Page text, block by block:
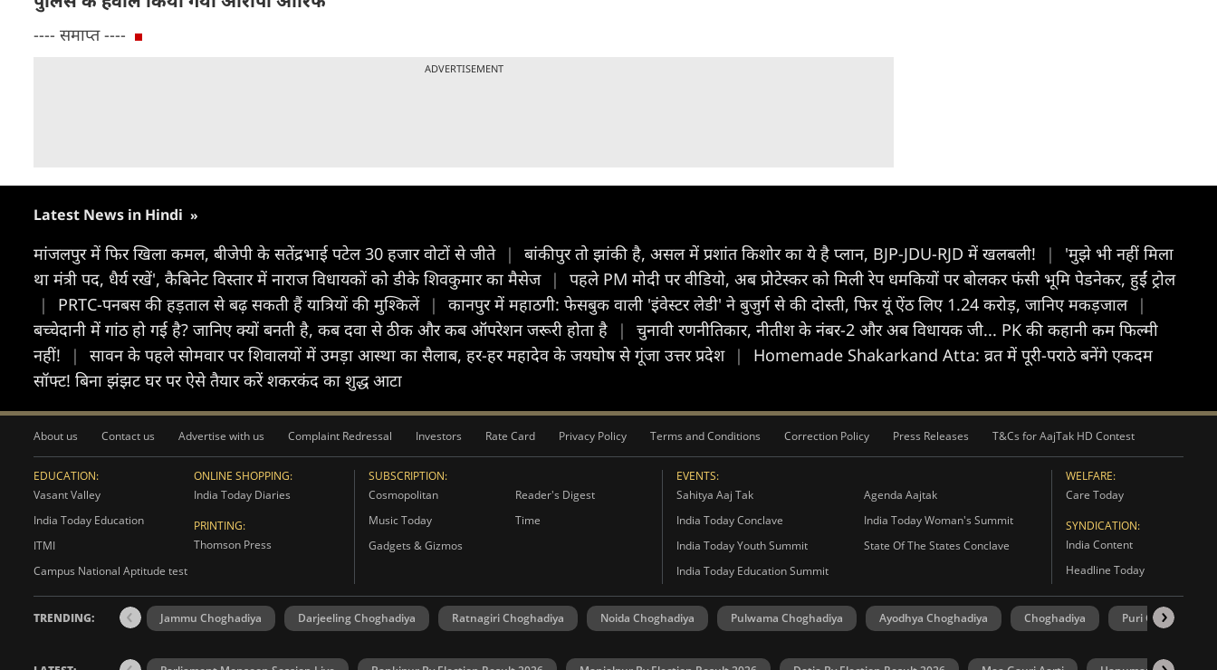
---- समाप्त ----
ADVERTISEMENT
Latest News in Hindi »
मांजलपुर में फिर खिला कमल, बीजेपी के सतेंद्रभाई पटेल 30 हजार वोटों से जीते | बांकीपुर तो झांकी है, असल में प्रशांत किशोर का ये है प्लान, BJP-JDU-RJD में खलबली! |
'मुझे भी नहीं मिला
था मंत्री पद, धैर्य रखें', कैबिनेट विस्तार में नाराज विधायकों को डीके शिवकुमार का मैसेज |
पहले PM मोदी पर वीडियो, अब प्रोटेस्कर को मिली रेप धमकियों पर बोलकर फंसी भूमि पेडनेकर, हुईं ट्रोल
|
PRTC-पनबस की हड़ताल से बढ़ सकती हैं यात्रियों की मुश्किलें | कानपुर में महाठगी: फेसबुक वाली 'इंवेस्टर लेडी' ने बुजुर्ग से की दोस्ती, फिर यूं ऐंठ लिए 1.24 करोड़, जानिए मकड़जाल |
बच्चेदानी में गांठ हो गई है? जानिए क्यों बनती है, कब दवा से ठीक और कब ऑपरेशन जरूरी होता है
|
चुनावी रणनीतिकार, नीतीश के नंबर-2 और अब विधायक जी... PK की कहानी कम फिल्मी
नहीं!
| सावन के पहले सोमवार पर शिवालयों में उमड़ा आस्था का सैलाब, हर-हर महादेव के जयघोष से गूंजा उत्तर प्रदेश |
Homemade Shakarkand Atta: व्रत में पूरी-पराठे बनेंगे एकदम
सॉफ्ट! बिना झंझट घर पर ऐसे तैयार करें शकरकंद का शुद्ध आटा
About us Contact us Advertise with us Complaint Redressal Investors Rate Card Privacy Policy Terms and Conditions Correction Policy Press Releases T&Cs for AajTak HD Contest
EDUCATION:
Vasant Valley
India Today Education
ITMI
Campus National Aptitude test
ONLINE SHOPPING:
India Today Diaries
PRINTING:
Thomson Press
SUBSCRIPTION:
Cosmopolitan
Reader's Digest
Music Today
Time
Gadgets & Gizmos
EVENTS:
Sahitya Aaj Tak
Agenda Aajtak
India Today Conclave
India Today Woman's Summit
India Today Youth Summit
State Of The States Conclave
India Today Education Summit
WELFARE:
Care Today
SYNDICATION:
India Content
Headline Today
TRENDING: Jammu Choghadiya Darjeeling Choghadiya Ratnagiri Choghadiya Noida Choghadiya Pulwama Choghadiya Ayodhya Choghadiya Choghadiya Puri Choghadiya